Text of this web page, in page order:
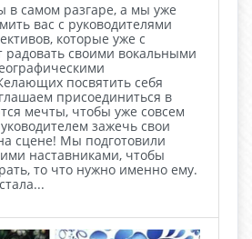
в самом разгаре, а мы уже
вас с руководителями
которые уже с
радовать своими вокальными
посвятить себя
присоединиться в
мечты, чтобы уже совсем
зажечь свои
сцене! Мы подготовили
наставниками, чтобы
то что нужно именно ему.